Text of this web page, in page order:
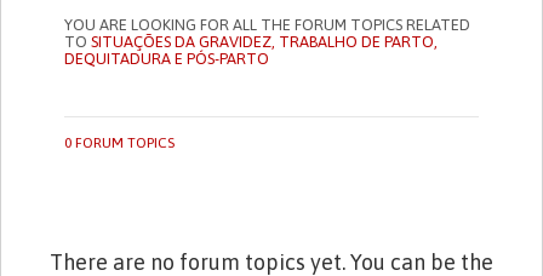
YOU ARE LOOKING FOR ALL THE FORUM TOPICS RELATED
TOSITUAÇÕES DA GRAVIDEZ, TRABALHO DE PARTO,
DEQUITADURA E PÓS-PARTO
0 FORUM TOPICS
There are no forum topics yet. You can be the